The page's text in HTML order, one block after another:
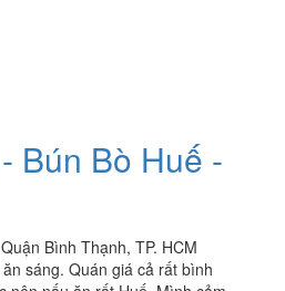
Bún Bò Huế -
Bình Thạnh, TP. HCM
sáng. Quán giá cả rất bình